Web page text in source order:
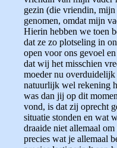
gezin (die vriendin,
genomen, omdat mijn
Hierin hebben we toen
dat ze zo plotseling in
open voor ons gevoel
dat wij het misschien
moeder nu
natuurlijk wel rekening
was dan jij op dit
vond, is dat zij oprecht
situatie stonden en wat
draaide niet allemaal
precies wat je allemaal